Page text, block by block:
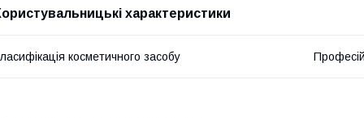
характеристики
косметичного засобу